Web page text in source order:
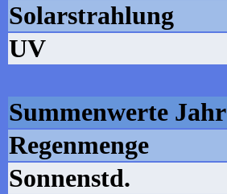
Solarstrahlung
UV
Summenwerte Jahr
Regenmenge
Sonnenstd.